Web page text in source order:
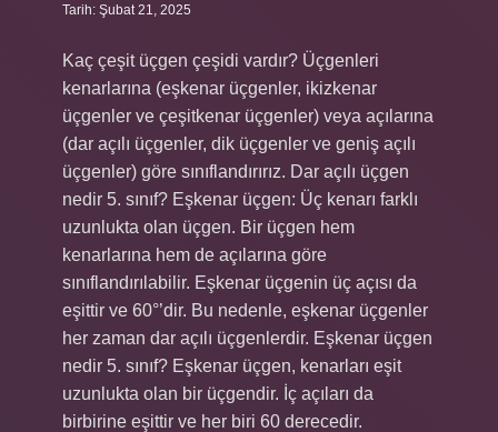
Tarih: Şubat 21, 2025
Kaç çeşit üçgen çeşidi vardır? Üçgenleri
kenarlarına (eşkenar üçgenler, ikizkenar
üçgenler ve çeşitkenar üçgenler) veya açılarına
(dar açılı üçgenler, dik üçgenler ve geniş açılı
üçgenler) göre sınıflandırırız. Dar açılı üçgen
nedir 5. sınıf? Eşkenar üçgen: Üç kenarı farklı
uzunlukta olan üçgen. Bir üçgen hem
kenarlarına hem de açılarına göre
sınıflandırılabilir. Eşkenar üçgenin üç açısı da
eşittir ve 60°’dir. Bu nedenle, eşkenar üçgenler
her zaman dar açılı üçgenlerdir. Eşkenar üçgen
nedir 5. sınıf? Eşkenar üçgen, kenarları eşit
uzunlukta olan bir üçgendir. İç açıları da
birbirine eşittir ve her biri 60 derecedir.